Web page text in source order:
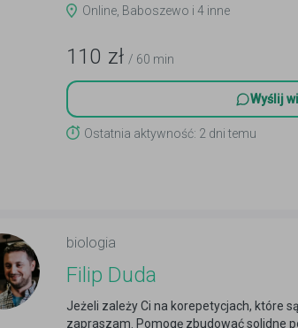
Online, Baboszewo i 4 inne
110 zł / 60 min
Wyślij
Ostatnia aktywność: 2 dni temu
biologia
Filip Duda
Jeżeli zależy Ci na korepetycjach, które
zapraszam. Pomogę zbudować solidne